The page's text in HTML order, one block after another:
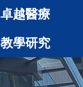
卓越醫療
教學研究